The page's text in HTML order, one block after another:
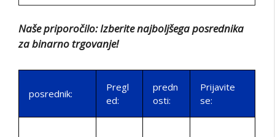
Naše priporočilo: Izberite najboljšega posrednika
za binarno trgovanje!
posrednik:
Pregl
ed:
predn
osti:
Prijavite
se: